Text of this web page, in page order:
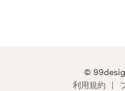
©
利用規約